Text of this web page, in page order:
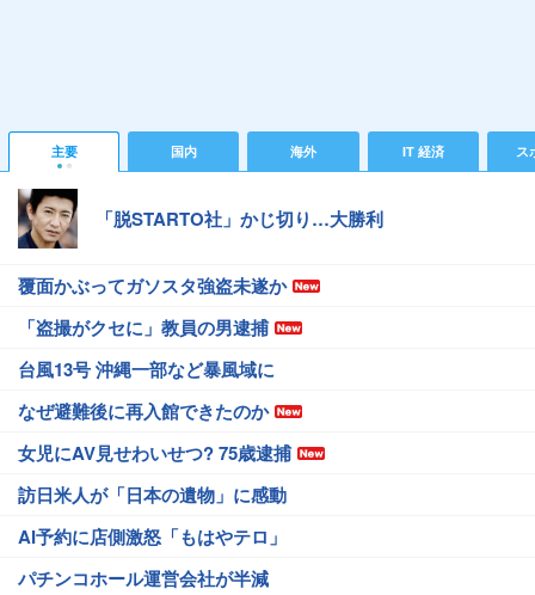
主要 国内 海外 IT 経済 ス
「脱STARTO社」かじ切り…大勝利
覆面かぶってガソスタ強盗未遂か
「盗撮がクセに」教員の男逮捕
台風13号 沖縄一部など暴風域に
なぜ避難後に再入館できたのか
女児にAV見せわいせつ? 75歳逮捕
訪日米人が「日本の遺物」に感動
AI予約に店側激怒「もはやテロ」
パチンコホール運営会社が半減